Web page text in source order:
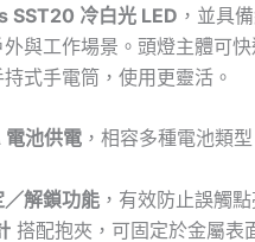
SST20 冷白光 LED ，並具
與工作場景。頭燈主體可快
式手電筒，使用更靈活。
池供電 ，相容多種電池類
解鎖功能 ，有效防止誤觸點
搭配抱夾，可固定於金屬表